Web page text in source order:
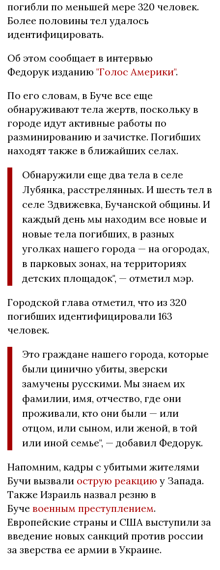
погибли по меньшей мере 320 человек.
Более половины тел удалось
идентифицировать.
Об этом сообщает в интервью
Федорук изданию "Голос Америки".
По его словам, в Буче все еще
обнаруживают тела жертв, поскольку в
городе идут активные работы по
разминированию и зачистке. Погибших
находят также в ближайших селах.
Обнаружили еще два тела в селе
Лубянка, расстрелянных. И шесть тел в
селе Здвижевка, Бучанской общины. И
каждый день мы находим все новые и
новые тела погибших, в разных
уголках нашего города — на огородах,
в парковых зонах, на территориях
детских площадок", — отметил мэр.
Городской глава отметил, что из 320
погибших идентифицировали 163
человек.
Это граждане нашего города, которые
были цинично убиты, зверски
замучены русскими. Мы знаем их
фамилии, имя, отчество, где они
проживали, кто они были — или
отцом, или сыном, или женой, в той
или иной семье", — добавил Федорук.
Напомним, кадры с убитыми жителями
Бучи вызвали острую реакцию у Запада.
Также Израиль назвал резню в
Буче военным преступлением.
Европейские страны и США выступили за
введение новых санкций против россии
за зверства ее армии в Украине.